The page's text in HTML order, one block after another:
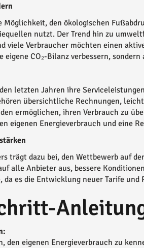
den ökologischen
nutzt. Der Trend hin zu
viele Verbraucher möchten einen
CO₂-Bilanz verbessern,
letzten Jahren ihre
übersichtliche Rechnungen,
ermöglichen, ihren Verbrauch zu
eigenen Energieverbrauch und eine
trägt dazu bei, den Wettbewerb auf
alle Anbieter aus, bessere
es die Entwicklung neuer Tarife
den eigenen Energieverbrauch zu